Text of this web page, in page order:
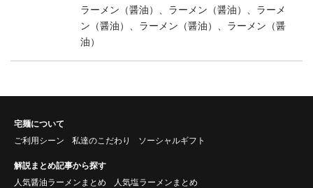
ラーメン（醤油）、ラーメン（醤油）、ラーメ
ン（醤油）、ラーメン（醤油）、ラーメン（醤
油）
宅麺について
ご利用シーン
私達のこだわり ソーシャルギフト
解説まとめ記事から探す
人気醤油ラーメンまとめ
人気塩ラーメンまとめ